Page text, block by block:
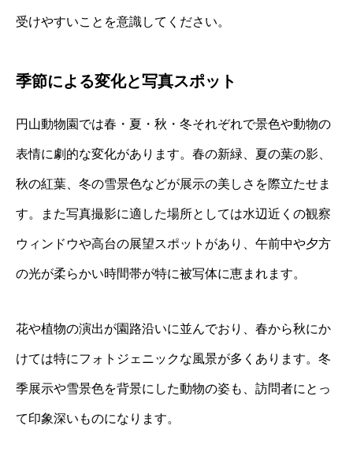
受けやすいことを意識してください。
季節による変化と写真スポット
円山動物園では春・夏・秋・冬それぞれで景色や動物の
表情に劇的な変化があります。春の新緑、夏の葉の影、
秋の紅葉、冬の雪景色などが展示の美しさを際立たせま
す。また写真撮影に適した場所としては水辺近くの観察
ウィンドウや高台の展望スポットがあり、午前中や夕方
の光が柔らかい時間帯が特に被写体に恵まれます。
花や植物の演出が園路沿いに並んでおり、春から秋にか
けては特にフォトジェニックな風景が多くあります。冬
季展示や雪景色を背景にした動物の姿も、訪問者にとっ
て印象深いものになります。